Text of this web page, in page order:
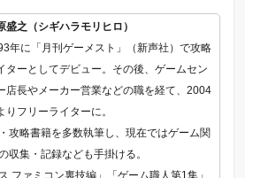
盛之（シギハラモリヒロ）
年に「月刊ゲーメスト」（新声社）で攻略
ターとしてデビュー。その後、ゲームセン
店長やメーカー営業などの職を経て、2004
りフリーライターに。
攻略書籍を多数執筆し、現在ではゲーム関
収集・記録なども手掛ける。
ファミコン裏技編」「ゲーム職人第1集」